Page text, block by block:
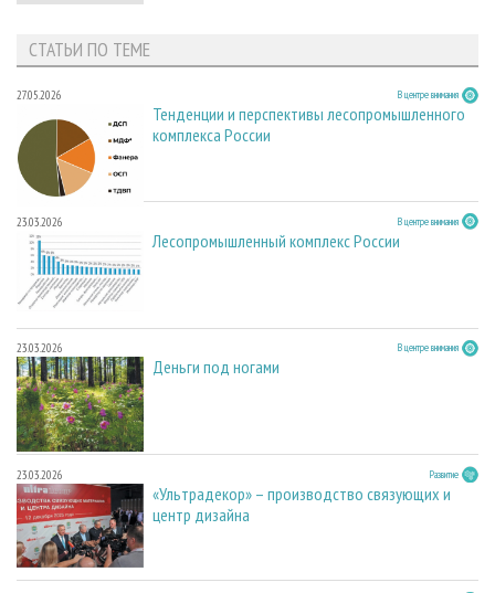
СТАТЬИ ПО ТЕМЕ
27.05.2026 В центре внимания
Тенденции и перспективы лесопромышленного
комплекса России
23.03.2026 В центре внимания
Лесопромышленный комплекс России
23.03.2026 В центре внимания
Деньги под ногами
23.03.2026 Развитие
«Ультрадекор» – производство связующих и
центр дизайна